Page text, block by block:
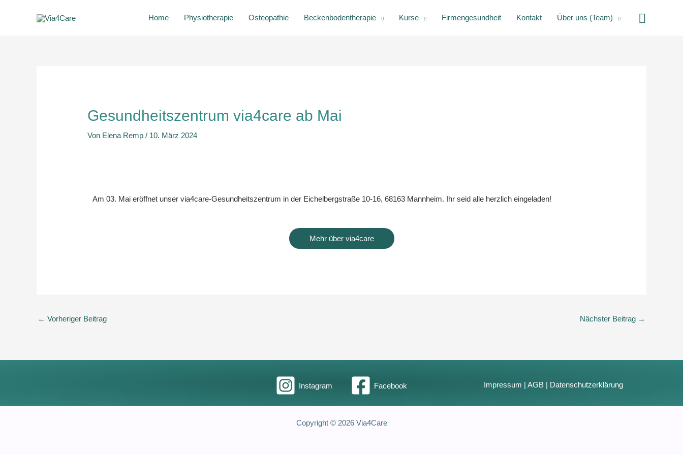
Home Physiotherapie Osteopathie Beckenbodentherapie Kurse Firmengesundheit Kontakt Über uns (Team) Suche
Gesundheitszentrum via4care ab Mai
Von Elena Remp/ 10. März 2024
Am 03. Mai eröffnet unser via4care-Gesundheitszentrum in der Eichelbergstraße 10-16, 68163 Mannheim. Ihr seid alle herzlich eingeladen!
Mehr über via4care
← Vorheriger Beitrag Nächster Beitrag →
Instagram Facebook Impressum AGB| Datenschutzerklärung
Copyright © 2026 Via4Care